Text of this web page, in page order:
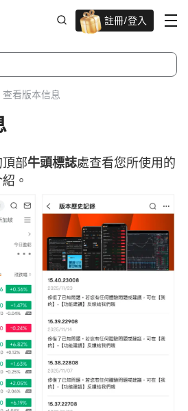
註冊/登入
迎新驚喜賞 股票/BTC等任你揀!
查看版本信息
部牛頭標誌處查看您所使用的
。